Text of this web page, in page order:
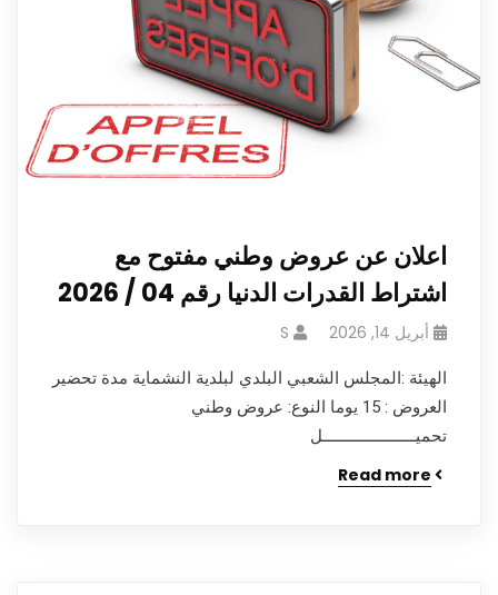
اعلان عن عروض وطني مفتوح مع
اشتراط القدرات الدنيا رقم 04 / 2026
أبريل 14, 2026 S
الهيئة :المجلس الشعبي البلدي لبلدية النشماية مدة تحضير
العروض : 15 يوما النوع: عروض وطني
تحميـــــــــــــــــــــل
Read more